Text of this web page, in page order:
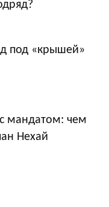
под «крышей»
мандатом: чем
Нехай